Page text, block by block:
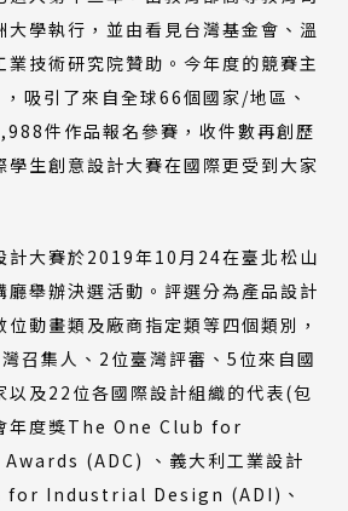
大學執行，並由看見台灣基金會、溫
業技術研究院贊助。今年度的競賽主
吸引了來自全球66個國家/地區、
件作品報名參賽，收件數再創歷
學生創意設計大賽在國際更受到大家
計大賽於2019年10月24在臺北松山
廳舉辦決選活動。評選分為產品設計
動畫類及廠商指定類等四個類別，
召集人、2位臺灣評審、5位來自國
以及22位各國際設計組織的代表(包
年度獎The One Club for
(ADC)
、義大利工業設計
for Industrial Design (ADI)、